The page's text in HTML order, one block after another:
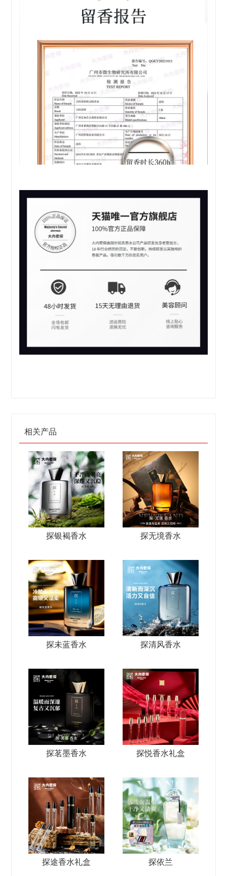
相关产品
探银褐香水 探无境香水
探未蓝香水 探清风香水
探茗墨香水 探悦香水礼盒
探途香水礼盒 探依兰